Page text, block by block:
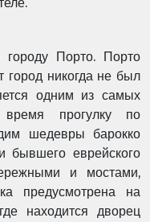
городу Порто. Порто
город никогда не был
одним из самых
прогулку по
шедевры барокко
бывшего еврейского
и мостами,
предусмотрена на
находится дворец